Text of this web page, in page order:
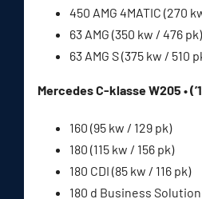
450 AMG 4MATIC (270
63 AMG (350 kw / 476 pk)
63 AMG S (375 kw / 510
Mercedes C-klasse W205 •
160 (95 kw / 129 pk)
180 (115 kw / 156 pk)
180 CDI (85 kw / 116 pk)
180 d Business